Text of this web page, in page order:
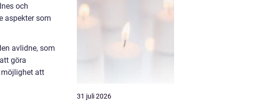
och
aspekter som
avlidne, som
göra
att
31 juli 2026